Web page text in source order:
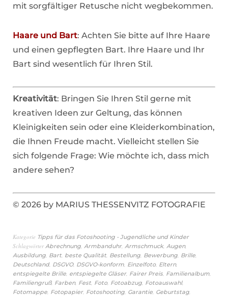
mit sorgfältiger Retusche nicht wegbekommen.
Haare und Bart: Achten Sie bitte auf Ihre Haare
und einen gepflegten Bart. Ihre Haare und Ihr
Bart sind wesentlich für Ihren Stil.
Kreativität: Bringen Sie Ihren Stil gerne mit
kreativen Ideen zur Geltung, das können
Kleinigkeiten sein oder eine Kleiderkombination,
die Ihnen Freude macht. Vielleicht stellen Sie
sich folgende Frage: Wie möchte ich, dass mich
andere sehen?
© 2026 by MARIUS THESSENVITZ FOTOGRAFIE
Kategorie Tipps für das Fotoshooting - Jugendliche und Kinder
Schlagwörter Abrechnung Armbanduhr, Armschmuck, Augen,
Ausbildung Bart beste Qualität Bestellung Bewerbung Brille
Deutschland, DSGVO, DSGVO-konform Einzelfoto, Eltern,
entspiegelte Brille entspiegelte Gläser, Fairer Preis Familienalbum
Familiengruß, Farben, Fest Foto, Fotoabzug Fotoauswahl,
Fotomappe Fotopapier, Fotoshooting Garantie Geburtstag